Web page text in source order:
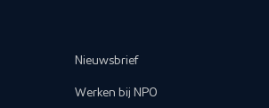
Nieuwsbrief
Werken bij NPO